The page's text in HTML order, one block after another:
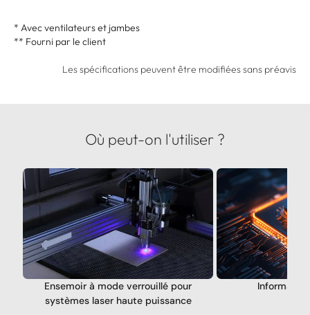
* Avec ventilateurs et jambes
** Fourni par le client
Les spécifications peuvent être modifiées sans préavis
Où peut-on l'utiliser ?
Ensemoir à mode verrouillé pour
systèmes laser haute puissance